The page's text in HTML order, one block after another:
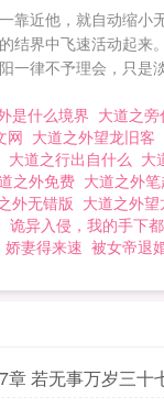
靠近他，就自动缩小
结界中飞速活动起来
律不予理会，只是
是什么境界 大道之
网 大道之外望龙旧客
大道之行出自什么 大
之外免费 大道之外
外无错版 大道之外
诡异入侵，我的手下
娇妻得来速 被女帝退
章 若无事万岁三十